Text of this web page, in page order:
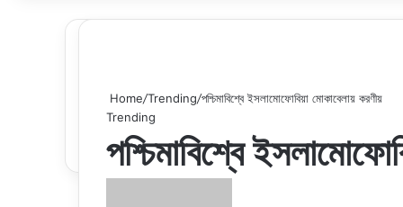
Home/Trending/পশ্চিমাবিশ্বে ইসলামোফোবিয়া মোকাবেলায় করণীয়
Trending
পশ্চিমাবিশ্বে